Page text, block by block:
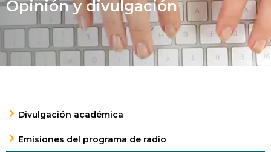
Opinión y divulgación
Divulgación académica
Emisiones del programa de radio